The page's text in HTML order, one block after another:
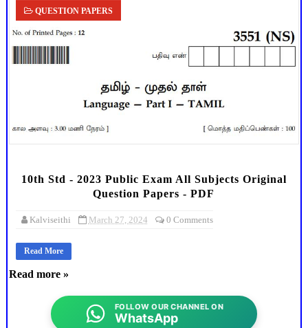
QUESTION PAPERS
10th Std - 2023 Public Exam All Subjects Original
Question Papers - PDF
Kalviseithi March 27, 2024 0 Comments
Read More
Read more »
FOLLOW OUR CHANNEL ON
WhatsApp